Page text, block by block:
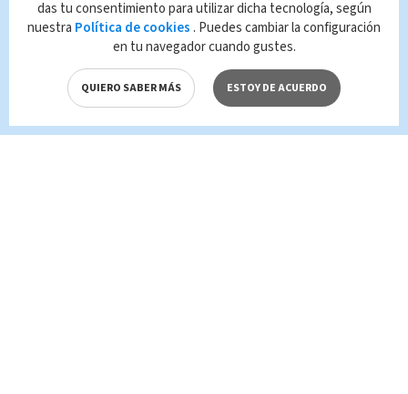
reproducción no autorizada constituye una
infracción y un delito de conformidad con las
leyes aplicables.
das tu consentimiento para utilizar dicha tecnología, según
nuestra Política de cookies . Puedes cambiar la configuración
en tu navegador cuando gustes.
QUIERO SABER MÁS ESTOY DE ACUERDO